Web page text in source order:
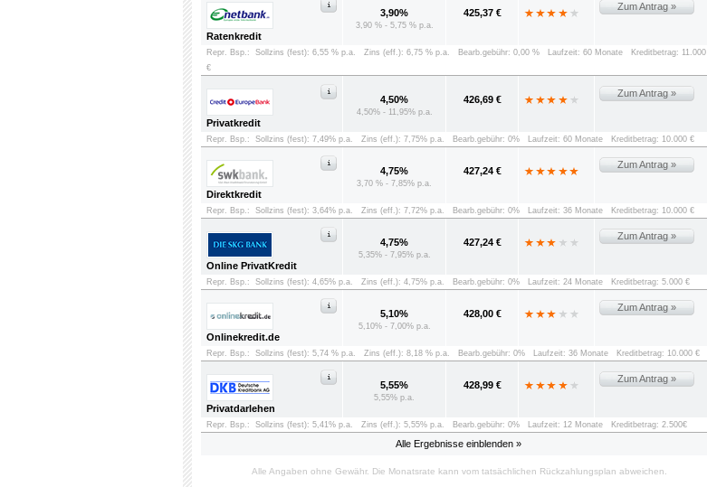
Alle Ergebnisse einblenden »
Ratenkredit
3,90%
3,90 % - 5,75 % p.a.
425,37 €
Zum Antrag »
Repr. Bsp.: Sollzins (fest): 6,55 % p.a. Zins (eff.): 6,75 % p.a. Bearb.gebühr: 0,00 % Laufzeit: 60 Monate
Kreditbetrag: 11.000
€
Privatkredit
4,50%
4,50% - 11,95% p.a.
426,69 €
Zum Antrag »
Repr. Bsp.: Sollzins (fest): 7,49% p.a. Zins (eff.): 7,75% p.a. Bearb.gebühr: 0% Laufzeit: 60 Monate Kreditbetrag: 10.000 €
Direktkredit
4,75%
3,70 % - 7,85% p.a.
427,24 €
Zum Antrag »
Repr. Bsp.: Sollzins (fest): 3,64% p.a. Zins (eff.): 7,72% p.a. Bearb.gebühr: 0% Laufzeit: 36 Monate Kreditbetrag: 10.000 €
Online PrivatKredit
4,75%
5,35% - 7,95% p.a.
427,24 €
Zum Antrag »
Repr. Bsp.: Sollzins (fest): 4,65% p.a. Zins (eff.): 4,75% p.a. Bearb.gebühr: 0% Laufzeit: 24 Monate Kreditbetrag: 5.000 €
Onlinekredit.de
5,10%
5,10% - 7,00% p.a.
428,00 €
Zum Antrag »
Repr. Bsp.: Sollzins (fest): 5,74 % p.a. Zins (eff.): 8,18 % p.a. Bearb.gebühr: 0% Laufzeit: 36 Monate Kreditbetrag: 10.000 €
Privatdarlehen
5,55%
5,55% p.a.
428,99 €
Zum Antrag »
Repr. Bsp.: Sollzins (fest): 5,41% p.a. Zins (eff.): 5,55% p.a. Bearb.gebühr: 0% Laufzeit: 12 Monate Kreditbetrag: 2.500€
Alle Angaben ohne Gewähr. Die Monatsrate kann vom tatsächlichen Rückzahlungsplan abweichen.